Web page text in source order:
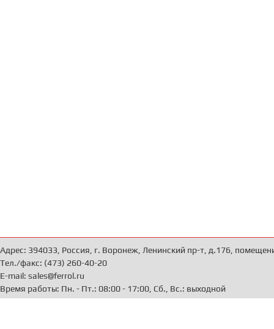
Адрес: 394033, Россия, г. Воронеж, Ленинский пр-т, д.176,
Тел./факс: (473) 260-40-20
E-mail: sales@ferrol.ru
Время работы: Пн. - Пт.: 08:00 - 17:00, Сб., Вс.: выходной